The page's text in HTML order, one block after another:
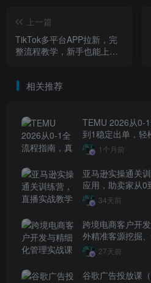
上一篇
TikTok多平台APP拉新，完
整流程教学，新手也能上
相关推荐
TEMU 2026从0-
到1稳定出单，轻
1个月前
亚马逊实操通关
应用，助卖家从0
7月3日）
34天前
跨境电商客户开
外精准客源挖掘
户分层全流程落地
27天前
谷歌广告投放课